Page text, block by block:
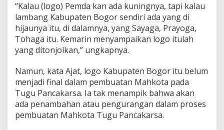
“Kalau (logo) Pemda kan ada kuningnya, tapi kalau
lambang Kabupaten Bogor sendiri ada yang di
hijaunya itu, di dalamnya, yang Sayaga, Prayoga,
Tohaga itu. Kemarin menyampaikan logo itulah
yang ditonjolkan,” ungkapnya.
Namun, kata Ajat, logo Kabupaten Bogor itu belum
menjadi final dalam pembuatan Mahkota pada
Tugu Pancakarsa. Ia tak menampik bahwa akan
ada penambahan atau pengurangan dalam proses
pembuatan Mahkota Tugu Pancakarsa.